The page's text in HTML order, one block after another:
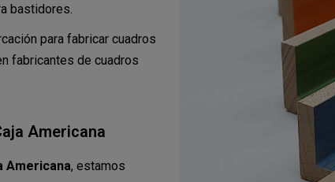
bastidores.
para fabricar cuadros
fabricantes de cuadros
Americana
Americana, estamos